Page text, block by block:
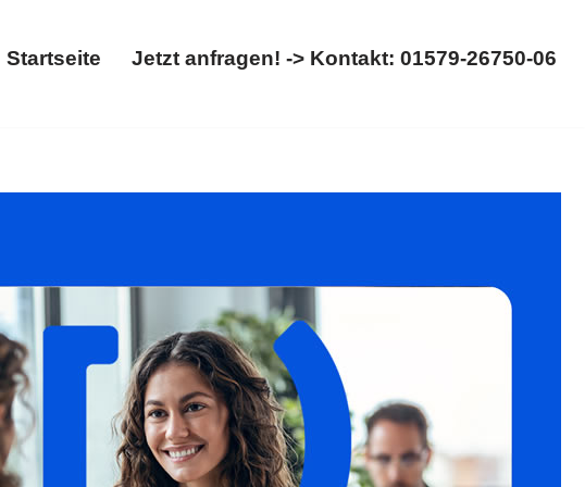
Startseite Jetzt anfragen! -> Kontakt: 01579-26750-06
Zögern Sie nicht, uns zu kontaktieren ✉.